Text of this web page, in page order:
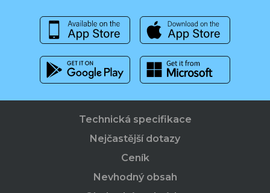
Technická specifikace
Nejčastější dotazy
Ceník
Nevhodný obsah